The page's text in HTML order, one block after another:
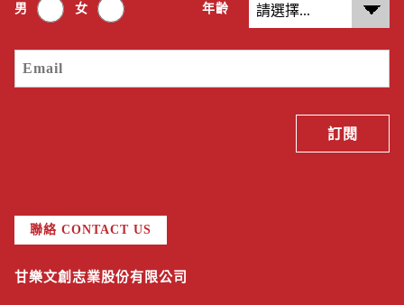
男 女 年齡
聯絡 CONTACT US
甘樂文創志業股份有限公司